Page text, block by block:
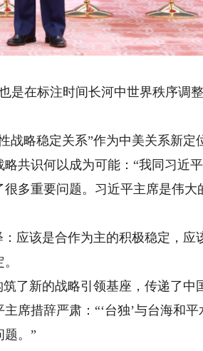
在标注时间长河中世界秩序调
略稳定关系”作为中美关系新定
识何以成为可能：“我同习近
多重要问题。习近平主席是伟大
该是合作为主的积极稳定，应
新的战略引领基座，传递了中
措辞严肃：“‘台独’与台海和
题。”